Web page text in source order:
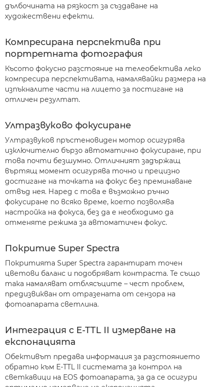
дълбочината на рязкост за създаване на
художествени ефекти.
Компресирана перспектива при
портретната фотография
Късото фокусно разстояние на телеобектива леко
компресира перспективата, намалявайки размера на
изпъкналите части на лицето за постигане на
отличен резултат.
Ултразвуково фокусиране
Ултразвуков пръстеновиден мотор осигурява
изключително бързо автоматично фокусиране, при
това почти безшумно. Отличният задържащ
въртящ момент осигурява точно и прецизно
достигане на точката на фокус без преминаване
отвъд нея. Наред с това е възможно ръчно
фокусиране по всяко време, което позволява
настройка на фокуса, без да е необходимо да
отменяте режима за автоматичен фокус.
Покритие Super Spectra
Покритията Super Spectra гарантират точен
цветови баланс и подобряват контраста. Те също
така намаляват отблясъците – чест проблем,
предизвикван от отразената от сензора на
фотоапарата светлина.
Интеграция с E-TTL II измерване на
експонацията
Обективът предава информация за разстоянието
обратно към E-TTL II системата за контрол на
светкавици на EOS фотоапарата, за да се осигури